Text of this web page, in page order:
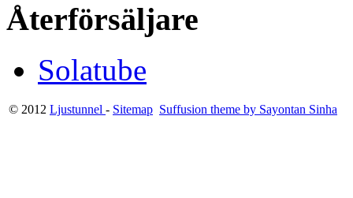
Återförsäljare
Solatube
© 2012 Ljustunnel - Sitemap Suffusion theme by Sayontan Sinha